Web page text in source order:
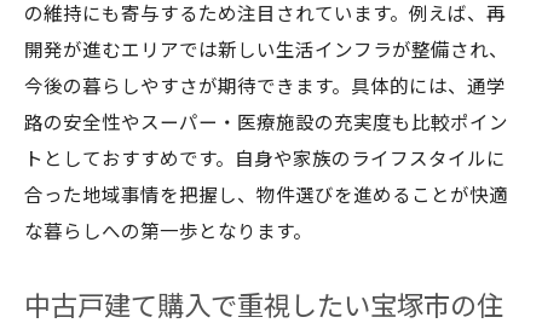
利便性
住みやすさ重視で探す宝塚市の中古マンシ
ョンエリア
宝塚市の人気エリアと中古マンションの傾
向
宝塚市の中古マンションの資産価値の見極
の維持にも寄与するため注目されています。例えば、再
開発が進むエリアでは新しい生活インフラが整備され、
今後の暮らしやすさが期待できます。具体的には、通学
路の安全性やスーパー・医療施設の充実度も比較ポイン
トとしておすすめです。自身や家族のライフスタイルに
合った地域事情を把握し、物件選びを進めることが快適
な暮らしへの第一歩となります。
中古戸建て購入で重視したい宝塚市の住